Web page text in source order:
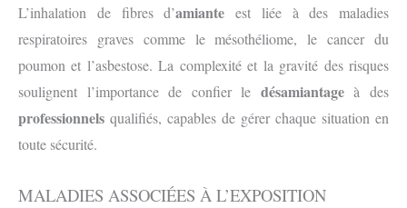
L’inhalation de fibres d’amiante est liée à des maladies
respiratoires graves comme le mésothéliome, le cancer du
poumon et l’asbestose. La complexité et la gravité des risques
soulignent l’importance de confier le désamiantageà des
professionnels qualifiés, capables de gérer chaque situation en
toute sécurité.
MALADIES ASSOCIÉES À L’EXPOSITION